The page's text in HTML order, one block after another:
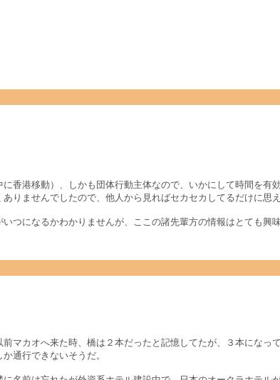
香港移動）、しかも団体行動主体なので、いかにして時間を有
りませんでしたので、他人から見ればセカセカしてるだけに思
つになるかわかりませんが、ここの諸先輩方の情報はとても興
マカオへ来た時、橋は２本だったと記憶してたが、３本にな
通行できないそうだ。